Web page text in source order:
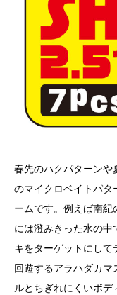
春先のハクパターンや
のマイクロベイトパタ
ームです。例えば南
には澄みきった水の
キをターゲットにして
回遊するアラハダカマ
ルとちぎれにくいボ